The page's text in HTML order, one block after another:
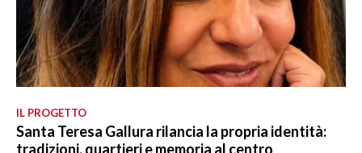
IL PROGETTO
Santa Teresa Gallura rilancia la propria identità:
tradizioni, quartieri e memoria al centro